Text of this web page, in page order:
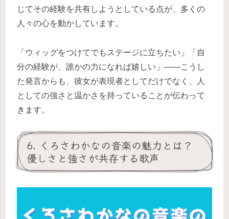
じてその経験を共有しようとしている点が、多くの
人々の心を動かしています。
「ウィッグをつけてでもステージに立ちたい」「自
分の経験が、誰かの力になれば嬉しい」——こうし
た発言からも、彼女が表現者としてだけでなく、人
としての強さと温かさを持っていることが伝わって
きます。
6. くろさわかなの音楽の魅力とは？
優しさと強さが共存する歌声